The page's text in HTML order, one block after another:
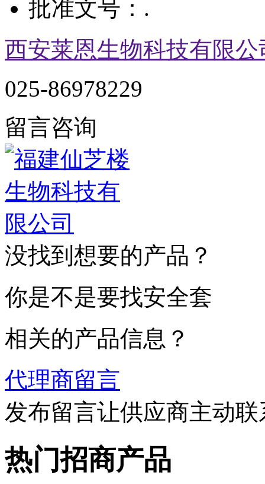
批准文号： .
西安莱恩生物科技有限公
025-86978229
留言咨询
没找到想要的产品？
你是不是要找安全套
相关的产品信息？
代理商留言
发布留言让供应商主动联
热门招商产品